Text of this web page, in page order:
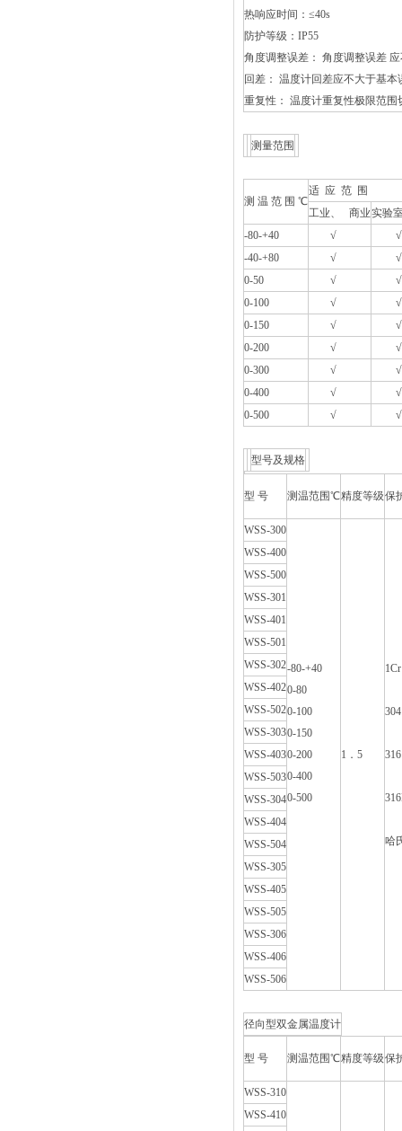
热响应时间：≤40s
防护等级：IP55
角度调整误差： 角度调整误差
回差： 温度计回差应不大于基
重复性： 温度计重复性极限
测量范围
测 温 范 围 ℃
适 应 范 围
工业、 商业实验室
-80-+40
√
√
-40-+80
√
√
0-50
√
√
0-100
√
√
0-150
√
√
0-200
√
√
0-300
√
√
0-400
√
√
0-500
√ √
型号及规格
型 号 测温范围℃精度等级保
WSS-300
-80-+40
0-80
0-100
0-150
0-200
0-400
0-500
1．5
304
316
哈
WSS-400
WSS-500
WSS-301
WSS-401
WSS-501
WSS-302
WSS-402
WSS-502
WSS-303
WSS-403
WSS-503
WSS-304
WSS-404
WSS-504
WSS-305
WSS-405
WSS-505
WSS-306
WSS-406
WSS-506
径向型双金属温度计
型 号 测温范围℃精度等级保
WSS-310
WSS-410